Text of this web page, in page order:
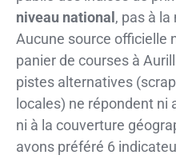
niveau national , pas à
Aucune source officielle
panier de courses à
pistes alternatives
locales) ne répondent
ni à la couverture
avons préféré 6